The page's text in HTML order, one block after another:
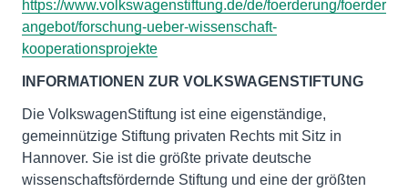
https://www.volkswagenstiftung.de/de/foerderung/foerder
angebot/forschung-ueber-wissenschaft-
kooperationsprojekte
INFORMATIONEN ZUR VOLKSWAGENSTIFTUNG
Die VolkswagenStiftung ist eine eigenständige,
gemeinnützige Stiftung privaten Rechts mit Sitz in
Hannover. Sie ist die größte private deutsche
wissenschaftsfördernde Stiftung und eine der größten